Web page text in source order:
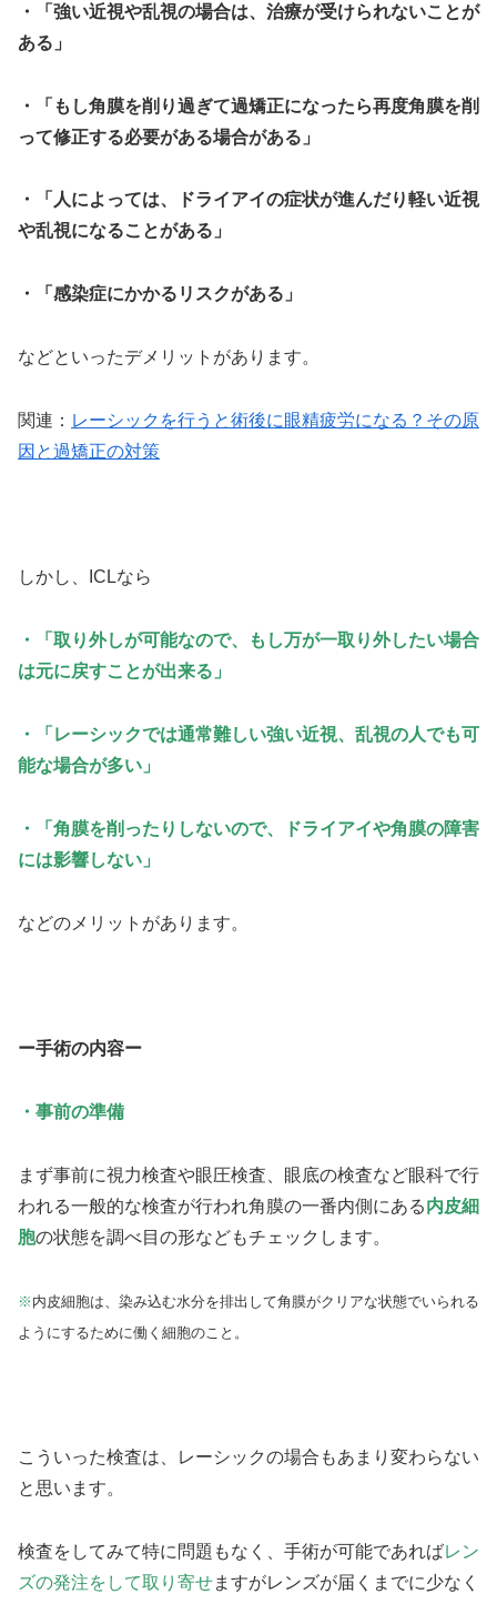
・「強い近視や乱視の場合は、治療が受けられないことが
ある」
・「もし角膜を削り過ぎて過矯正になったら再度角膜を削
って修正する必要がある場合がある」
・「人によっては、ドライアイの症状が進んだり軽い近視
や乱視になることがある」
・「感染症にかかるリスクがある」
などといったデメリットがあります。
関連： レーシックを行うと術後に眼精疲労になる？その原
因と過矯正の対策
しかし、ICLなら
・「取り外しが可能なので、もし万が一取り外したい場合
は元に戻すことが出来る」
・「レーシックでは通常難しい強い近視、乱視の人でも可
能な場合が多い」
・「角膜を削ったりしないので、ドライアイや角膜の障害
には影響しない」
などのメリットがあります。
ー手術の内容ー
・事前の準備
まず事前に視力検査や眼圧検査、眼底の検査など眼科で行
われる一般的な検査が行われ角膜の一番内側にある内皮細
胞の状態を調べ目の形などもチェックします。
※ 内皮細胞は、染み込む水分を排出して角膜がクリアな状態でいられる
ようにするために働く細胞のこと。
こういった検査は、レーシックの場合もあまり変わらない
と思います。
検査をしてみて特に問題もなく、手術が可能であればレン
ズの発注をして取り寄せますがレンズが届くまでに少なく